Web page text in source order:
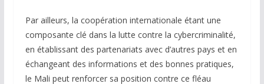
Par ailleurs, la coopération internationale étant une
composante clé dans la lutte contre la cybercriminalité,
en établissant des partenariats avec d’autres pays et en
échangeant des informations et des bonnes pratiques,
le Mali peut renforcer sa position contre ce fléau